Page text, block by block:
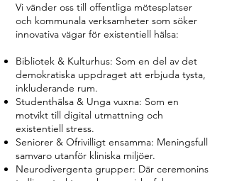
Vi vänder oss till offentliga mötesplatser
och kommunala verksamheter som söker
innovativa vägar för existentiell hälsa:
Bibliotek & Kulturhus: Som en del av det
demokratiska uppdraget att erbjuda tysta,
inkluderande rum.
Studenthälsa & Unga vuxna: Som en
motvikt till digital utmattning och
existentiell stress.
Seniorer & Ofrivilligt ensamma: Meningsfull
samvaro utanför kliniska miljöer.
Neurodivergenta grupper: Där ceremonins